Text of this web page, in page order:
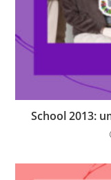
School 2013: